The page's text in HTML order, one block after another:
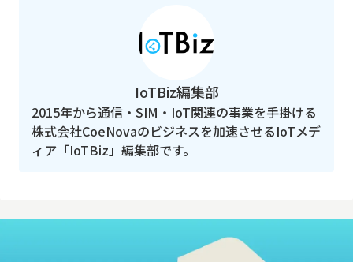
IoTBiz編集部
2015年から通信・SIM・IoT関連の事業を手掛ける
株式会社CoeNovaのビジネスを加速させるIoTメデ
ィア「IoTBiz」編集部です。